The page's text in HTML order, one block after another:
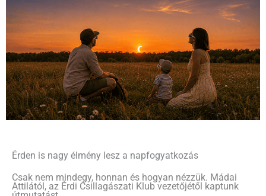
Érden is nagy élmény lesz a napfogyatkozás
Csak nem mindegy, honnan és hogyan nézzük. Mádai
Attilától, az Érdi Csillagászati Klub vezetőjétől kaptunk